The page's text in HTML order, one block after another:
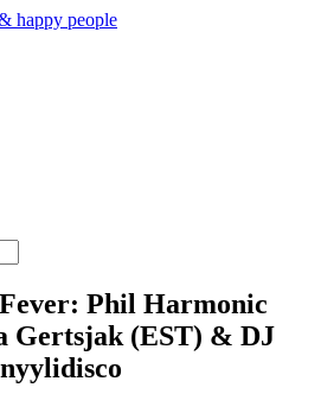
Phil Harmonic
Gertsjak (EST) & DJ